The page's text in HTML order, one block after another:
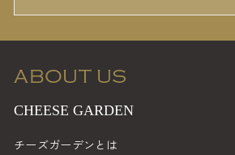
ス
を
力
ABOUT US
CHEESE GARDEN
チーズガーデンとは